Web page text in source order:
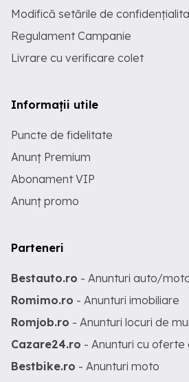
Modifică setările de
Regulament Campanie
Livrare cu verificare colet
Informații utile
Puncte de fidelitate
Anunț Premium
Abonament VIP
Anunț promo
Parteneri
Bestauto.ro - Anunturi auto/
Romimo.ro - Anunturi imobiliare
Romjob.ro - Anunturi locuri de
Cazare24.ro - Anunturi cu oferte
Bestbike.ro - Anunturi moto